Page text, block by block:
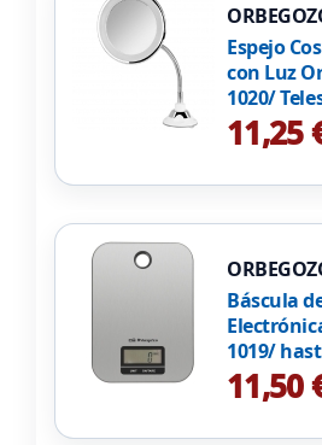
Espejo
con Luz
1020/
11,25
Báscula
1019/
11,50